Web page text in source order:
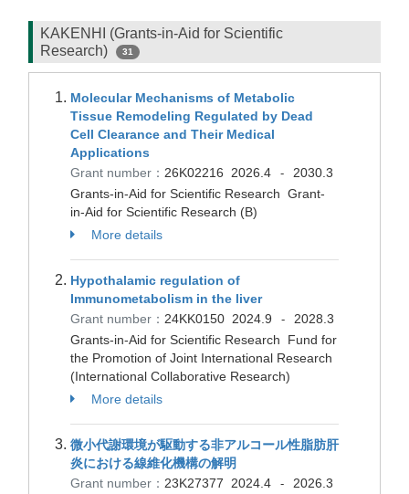
KAKENHI (Grants-in-Aid for Scientific
Research)
31
Molecular Mechanisms of Metabolic
Tissue Remodeling Regulated by Dead
Cell Clearance and Their Medical
Applications
Grant number： 26K02216 2026.4 -
2030.3
Grants-in-Aid for Scientific Research Grant-
in-Aid for Scientific Research (B)
More details
Hypothalamic regulation of
Immunometabolism in the liver
Grant number： 24KK0150 2024.9 -
2028.3
Grants-in-Aid for Scientific Research Fund for
the Promotion of Joint International Research
(International Collaborative Research)
More details
微小代謝環境が駆動する非アルコール性脂肪肝
炎における線維化機構の解明
Grant number： 23K27377 2024.4 -
2026.3